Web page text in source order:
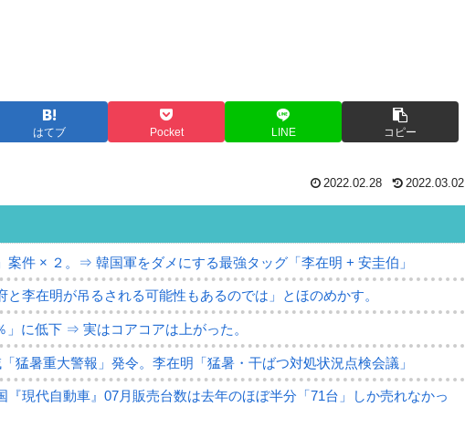
はてブ Pocket LINE コピー
2022.02.28 2022.03.02
案件 × ２。⇒ 韓国軍をダメにする最強タッグ「李在明 + 安圭伯」
李在明が吊るされる可能性もあるのでは」とほのめかす。
」に低下 ⇒ 実はコアコアは上がった。
猛暑重大警報」発令。李在明「猛暑・干ばつ対処状況点検会議」
『現代自動車』07月販売台数は去年のほぼ半分「71台」しか売れなかっ